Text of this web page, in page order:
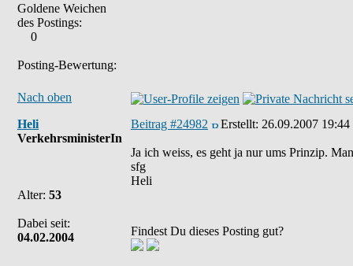
Goldene Weichen
des Postings:
0
Posting-Bewertung:
Nach oben
Heli
VerkehrsministerIn
Alter: 53
Dabei seit:
04.02.2004
Beitrag #24982 Erstellt: 26.09.2007 19:44
Ja ich weiss, es geht ja nur ums Prinzip.
sfg
Heli
Findest Du dieses Posting gut?